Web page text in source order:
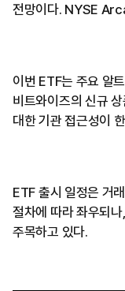
전망이다. NYSE
이번 ETF는 주요 알
비트와이즈의 신규
대한 기관 접근성이
ETF 출시 일정은 거
절차에 따라 좌우되
주목하고 있다.